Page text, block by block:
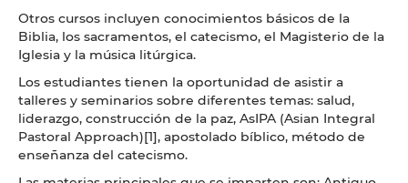
Otros cursos incluyen conocimientos básicos de la
Biblia, los sacramentos, el catecismo, el Magisterio de la
Iglesia y la música litúrgica.
Los estudiantes tienen la oportunidad de asistir a
talleres y seminarios sobre diferentes temas: salud,
liderazgo, construcción de la paz, AsIPA (Asian Integral
Pastoral Approach)[1], apostolado bíblico, método de
enseñanza del catecismo.